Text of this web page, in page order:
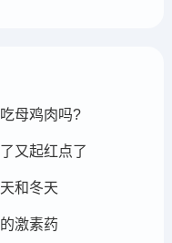
母鸡肉吗?
又起红点了
和冬天
激素药